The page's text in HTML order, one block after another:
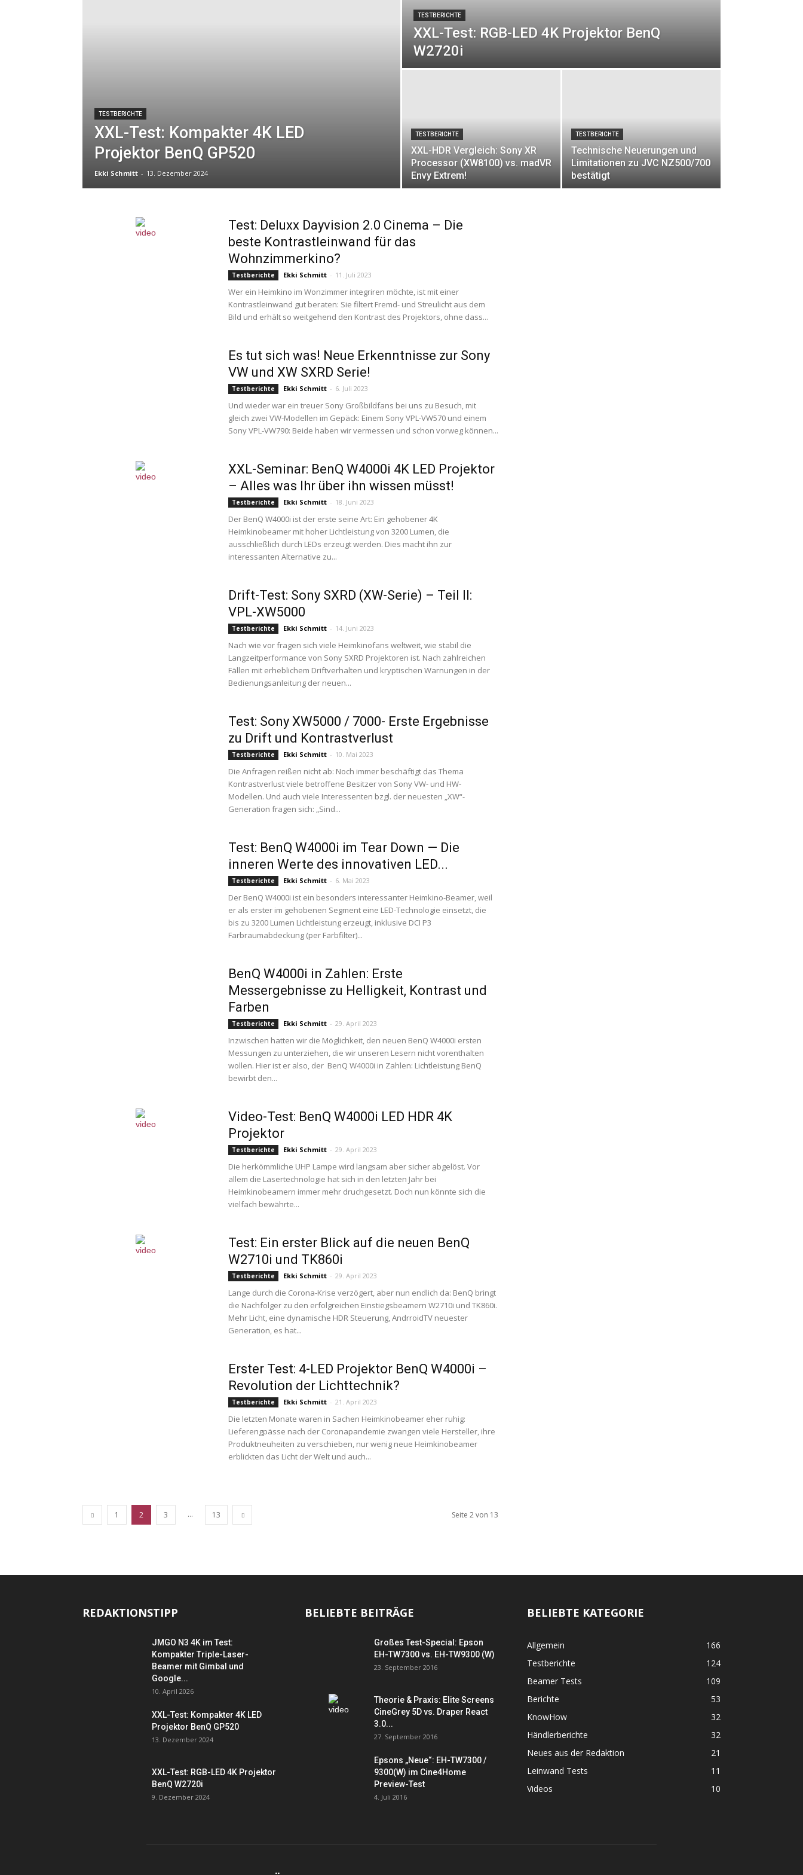
TESTBERICHTE
XXL-Test: Kompakter 4K LED
Projektor BenQ GP520
Ekki Schmitt - 13. Dezember 2024
TESTBERICHTE
XXL-Test: RGB-LED 4K Projektor BenQ
W2720i
TESTBERICHTE
XXL-HDR Vergleich: Sony XR
Processor (XW8100) vs. madVR
Envy Extrem!
TESTBERICHTE
Technische Neuerungen und
Limitationen zu JVC NZ500/700
bestätigt
Test: Deluxx Dayvision 2.0 Cinema – Die
beste Kontrastleinwand für das
Wohnzimmerkino?
Testberichte Ekki Schmitt - 11. Juli 2023
Wer ein Heimkino im Wonzimmer integriren möchte, ist mit einer
Kontrastleinwand gut beraten: Sie filtert Fremd- und Streulicht aus dem
Bild und erhält so weitgehend den Kontrast des Projektors, ohne dass...
Es tut sich was! Neue Erkenntnisse zur Sony
VW und XW SXRD Serie!
Testberichte Ekki Schmitt - 6. Juli 2023
Und wieder war ein treuer Sony Großbildfans bei uns zu Besuch, mit
gleich zwei VW-Modellen im Gepäck: Einem Sony VPL-VW570 und einem
Sony VPL-VW790: Beide haben wir vermessen und schon vorweg können...
XXL-Seminar: BenQ W4000i 4K LED Projektor
– Alles was Ihr über ihn wissen müsst!
Testberichte Ekki Schmitt - 18. Juni 2023
Der BenQ W4000i ist der erste seine Art: Ein gehobener 4K
Heimkinobeamer mit hoher Lichtleistung von 3200 Lumen, die
ausschließlich durch LEDs erzeugt werden. Dies macht ihn zur
interessanten Alternative zu...
Drift-Test: Sony SXRD (XW-Serie) – Teil II:
VPL-XW5000
Testberichte Ekki Schmitt - 14. Juni 2023
Nach wie vor fragen sich viele Heimkinofans weltweit, wie stabil die
Langzeitperformance von Sony SXRD Projektoren ist. Nach zahlreichen
Fällen mit erheblichem Driftverhalten und kryptischen Warnungen in der
Bedienungsanleitung der neuen...
Test: Sony XW5000 / 7000- Erste Ergebnisse
zu Drift und Kontrastverlust
Testberichte Ekki Schmitt - 10. Mai 2023
Die Anfragen reißen nicht ab: Noch immer beschäftigt das Thema
Kontrastverlust viele betroffene Besitzer von Sony VW- und HW-
Modellen. Und auch viele Interessenten bzgl. der neuesten „XW“-
Generation fragen sich: „Sind...
Test: BenQ W4000i im Tear Down — Die
inneren Werte des innovativen LED...
Testberichte Ekki Schmitt - 6. Mai 2023
Der BenQ W4000i ist ein besonders interessanter Heimkino-Beamer, weil
er als erster im gehobenen Segment eine LED-Technologie einsetzt, die
bis zu 3200 Lumen Lichtleistung erzeugt, inklusive DCI P3
Farbraumabdeckung (per Farbfilter)...
BenQ W4000i in Zahlen: Erste
Messergebnisse zu Helligkeit, Kontrast und
Farben
Testberichte Ekki Schmitt - 29. April 2023
Inzwischen hatten wir die Möglichkeit, den neuen BenQ W4000i ersten
Messungen zu unterziehen, die wir unseren Lesern nicht vorenthalten
wollen. Hier ist er also, der BenQ W4000i in Zahlen: Lichtleistung BenQ
bewirbt den...
Video-Test: BenQ W4000i LED HDR 4K
Projektor
Testberichte Ekki Schmitt - 29. April 2023
Die herkömmliche UHP Lampe wird langsam aber sicher abgelöst. Vor
allem die Lasertechnologie hat sich in den letzten Jahr bei
Heimkinobeamern immer mehr druchgesetzt. Doch nun könnte sich die
vielfach bewährte...
Test: Ein erster Blick auf die neuen BenQ
W2710i und TK860i
Testberichte Ekki Schmitt - 29. April 2023
Lange durch die Corona-Krise verzögert, aber nun endlich da: BenQ bringt
die Nachfolger zu den erfolgreichen Einstiegsbeamern W2710i und TK860i.
Mehr Licht, eine dynamische HDR Steuerung, AndrroidTV neuester
Generation, es hat...
Erster Test: 4-LED Projektor BenQ W4000i –
Revolution der Lichttechnik?
Testberichte Ekki Schmitt - 21. April 2023
Die letzten Monate waren in Sachen Heimkinobeamer eher ruhig:
Lieferengpässe nach der Coronapandemie zwangen viele Hersteller, ihre
Produktneuheiten zu verschieben, nur wenig neue Heimkinobeamer
erblickten das Licht der Welt und auch...
1 2 3 ... 13 Seite 2 von 13
REDAKTIONSTIPP
JMGO N3 4K im Test:
Kompakter Triple-Laser-
Beamer mit Gimbal und
Google...
10. April 2026
XXL-Test: Kompakter 4K LED
Projektor BenQ GP520
13. Dezember 2024
XXL-Test: RGB-LED 4K Projektor
BenQ W2720i
9. Dezember 2024
BELIEBTE BEITRÄGE
Großes Test-Special: Epson
EH-TW7300 vs. EH-TW9300 (W)
23. September 2016
Theorie & Praxis: Elite Screens
CineGrey 5D vs. Draper React
3.0...
27. September 2016
Epsons „Neue“: EH-TW7300 /
9300(W) im Cine4Home
Preview-Test
4. Juli 2016
BELIEBTE KATEGORIE
Allgemein
166
Testberichte
124
Beamer Tests
109
Berichte
53
KnowHow
32
Händlerberichte
32
Neues aus der Redaktion
21
Leinwand Tests
11
Videos
10